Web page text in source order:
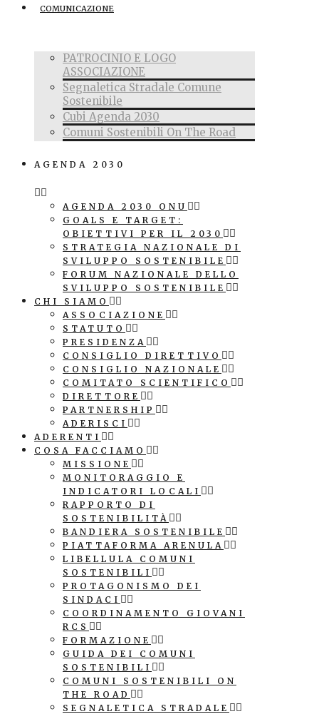
COMUNICAZIONE
PATROCINIO E LOGO
ASSOCIAZIONE
Segnaletica Stradale Comune
Sostenibile
Cubi Agenda 2030
Comuni Sostenibili On The Road
AGENDA 2030
AGENDA 2030 ONU
GOALS E TARGET:
OBIETTIVI PER IL 2030
STRATEGIA NAZIONALE DI
SVILUPPO SOSTENIBILE
FORUM NAZIONALE DELLO
SVILUPPO SOSTENIBILE
CHI SIAMO
ASSOCIAZIONE
STATUTO
PRESIDENZA
CONSIGLIO DIRETTIVO
CONSIGLIO NAZIONALE
COMITATO SCIENTIFICO
DIRETTORE
PARTNERSHIP
ADERISCI
ADERENTI
COSA FACCIAMO
MISSIONE
MONITORAGGIO E
INDICATORI LOCALI
RAPPORTO DI
SOSTENIBILITÀ
BANDIERA SOSTENIBILE
PIATTAFORMA ARENULA
LIBELLULA COMUNI
SOSTENIBILI
PROTAGONISMO DEI
SINDACI
COORDINAMENTO GIOVANI
RCS
FORMAZIONE
GUIDA DEI COMUNI
SOSTENIBILI
COMUNI SOSTENIBILI ON
THE ROAD
SEGNALETICA STRADALE